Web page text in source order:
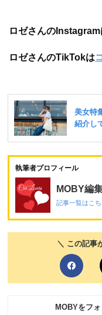
ロゼさんのInstagram
ロゼさんのTikTokは
執筆者プロフィール
MOBY編
記事一覧はこ
＼ この記事
MOBYをフ